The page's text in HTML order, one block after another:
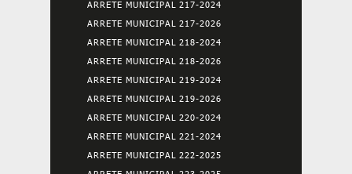
ARRETE MUNICIPAL 217-2024
ARRETE MUNICIPAL 217-2026
ARRETE MUNICIPAL 218-2024
ARRETE MUNICIPAL 218-2026
ARRETE MUNICIPAL 219-2024
ARRETE MUNICIPAL 219-2026
ARRETE MUNICIPAL 220-2024
ARRETE MUNICIPAL 221-2024
ARRETE MUNICIPAL 222-2025